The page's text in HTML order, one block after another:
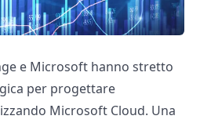
e Microsoft hanno stretto
per progettare
Microsoft Cloud. Una